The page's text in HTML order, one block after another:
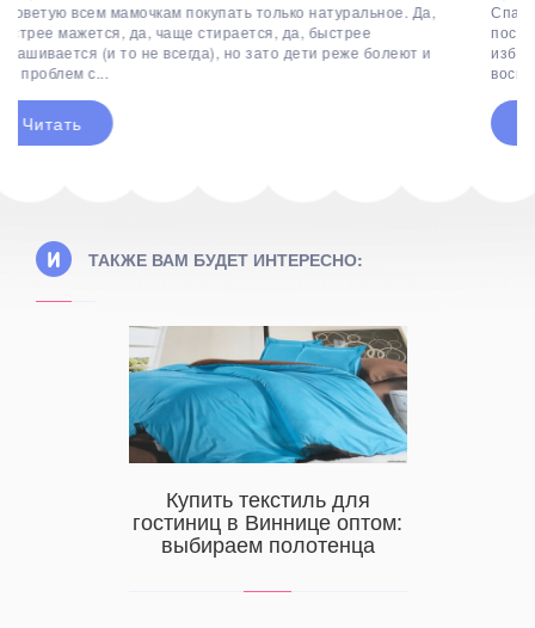
Спасибо за информацию! Эта процедура переходит в мытье
постельного белья обычным методом. Для лучшего
избавления от пятна крови на простыни стоит
воспользоваться специальным...
Читать
ТАКЖЕ ВАМ БУДЕТ ИНТЕРЕСНО:
Купить текстиль для
гостиниц в Виннице оптом:
выбираем полотенца